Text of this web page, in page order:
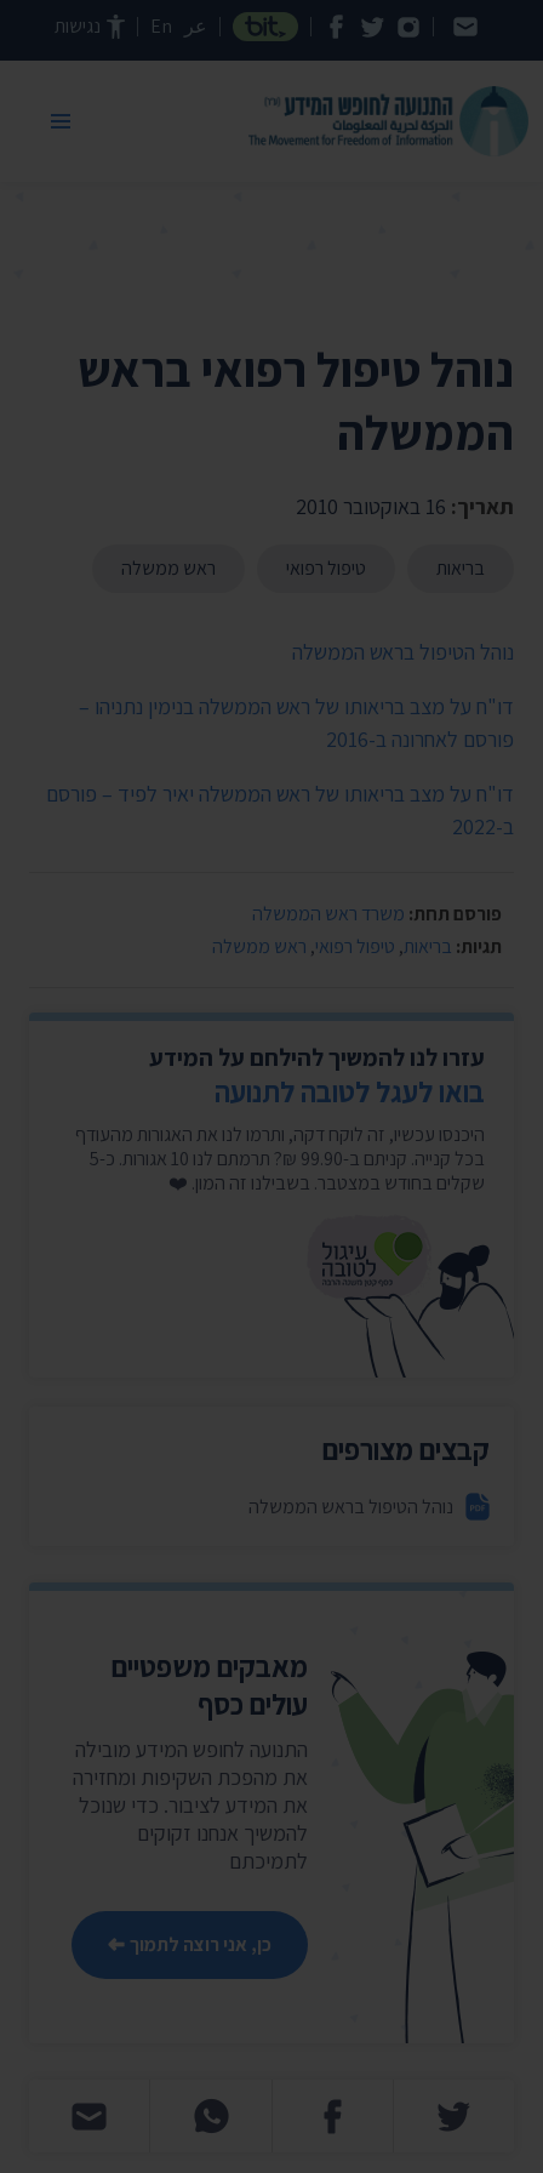
דילוג לתוכן העמוד عر En נגישות
נוהל טיפול רפואי בראש
הממשלה
תאריך:
בריאות טיפול רפואי ראש ממשלה
נוהל הטיפול בראש הממשלה
דו"ח על מצב בריאותו של ראש הממשלה בנימין נתניהו –
פורסם לאחרונה ב-2016
דו"ח על מצב בריאותו של ראש הממשלה יאיר לפיד – פורסם
ב-2022
פורסם תחת: משרד ראש הממשלה
תגיות: בריאות, טיפול רפואי, ראש ממשלה
עזרו לנו להמשיך להילחם על המידע
בואו לעגל לטובה לתנועה
היכנסו עכשיו, זה לוקח דקה, ותרמו לנו את האגורות מהעודף
בכל קנייה. קניתם ב-99.90 ₪? תרמתם לנו 10 אגורות. כ-5
שקלים בחודש במצטבר. בשבילנו זה המון. ❤️
קבצים מצורפים
נוהל הטיפול בראש הממשלה
מאבקים משפטיים
עולים כסף
התנועה לחופש המידע מובילה
את מהפכת השקיפות ומחזירה
את המידע לציבור. כדי שנוכל
להמשיך אנחנו זקוקים
לתמיכתם
כן, אני רוצה לתמוך